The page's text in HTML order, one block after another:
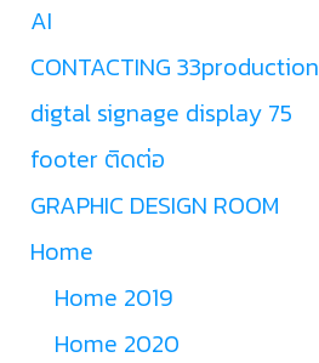
AI
CONTACTING 33production
digtal signage display 75
footer ติดต่อ
GRAPHIC DESIGN ROOM
Home
Home 2019
Home 2020